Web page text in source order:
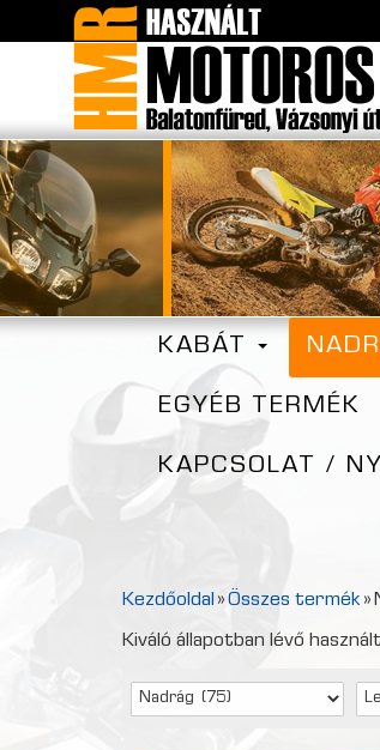
KABÁT
EGYÉB TERMÉK
KAPCSOLAT /
Kezdőoldal »Összes termék»
Kiváló állapotban lévő